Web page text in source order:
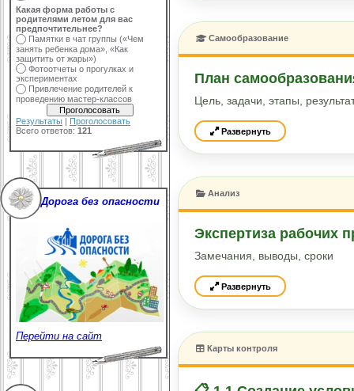
Какая форма работы с
родителями летом для вас
предпочтительнее?
Памятки в чат группы («Чем
занять ребенка дома», «Как
защитить от жары»)
Фотоотчеты о прогулках и
экспериментах
Привлечение родителей к
проведению мастер-классов
Результаты | Проголосовать
Всего ответов: 121
Дорога без опасности
Перейти на сайт
Самообразование
План
Цель, задачи, этапы,
Развернуть
Анализ
Экспертиза рабочих
Замечания, выводы, сроки
Развернуть
Карты контроля